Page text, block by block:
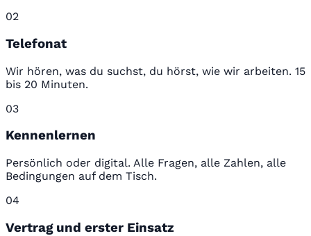
02
Telefonat
Wir hören, was du suchst, du hörst, wie wir arbeiten. 15
bis 20 Minuten.
03
Kennenlernen
Persönlich oder digital. Alle Fragen, alle Zahlen, alle
Bedingungen auf dem Tisch.
04
Vertrag und erster Einsatz